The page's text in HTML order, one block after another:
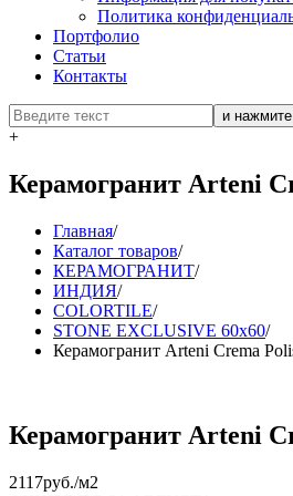
Политика
Портфолио
Статьи
Контакты
+
Керамогранит Arteni
Главная/
Каталог товаров/
КЕРАМОГРАНИТ/
ИНДИЯ/
COLORTILE/
STONE EXCLUSIVE 60x60/
Керамогранит Arteni Crema
Керамогранит Arteni
2117руб./м2